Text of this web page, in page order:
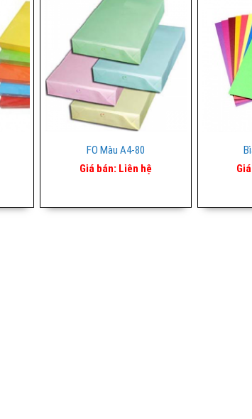
FO Màu A4-80
Giá bán: Liên hệ